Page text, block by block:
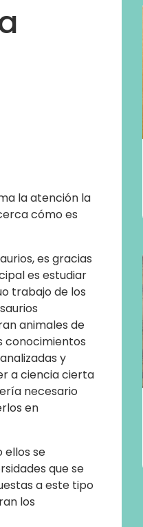
la atención la
cómo es
es gracias
es estudiar
trabajo de los
animales de
conocimientos
y
a ciencia cierta
necesario
en
ellos se
que se
a este tipo
los